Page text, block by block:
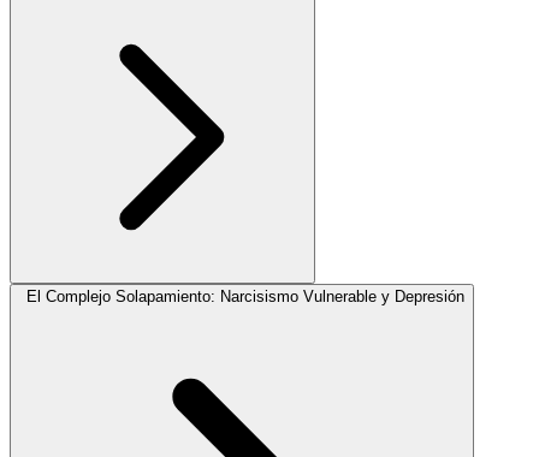
El Complejo Solapamiento: Narcisismo Vulnerable y Depresión